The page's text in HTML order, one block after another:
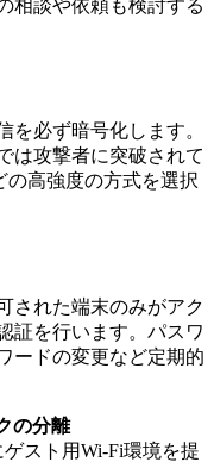
相談や依頼も検討する
を必ず暗号化します。
は攻撃者に突破されて
の高強度の方式を選択
された端末のみがアク
証を行います。パスワ
ードの変更など定期的
の分離
スト用Wi-Fi環境を提